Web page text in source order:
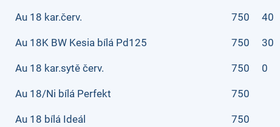
Au 18 kar.červ. 750 40
Au 18K BW Kesia bílá Pd125 750 30
Au 18 kar.sytě červ. 750 0
Au 18/Ni bílá Perfekt 750
Au 18 bílá Ideál 750